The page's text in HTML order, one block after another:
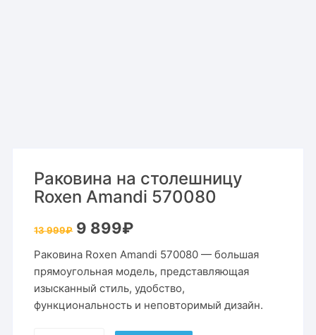
Раковина на столешницу
Roxen Amandi 570080
13 999₽ Первоначальная
цена
13
999₽.
9 899₽Текущая
899₽.
Раковина Roxen Amandi 570080 — большая
прямоугольная модель, представляющая
изысканный стиль, удобство,
функциональность и неповторимый дизайн.